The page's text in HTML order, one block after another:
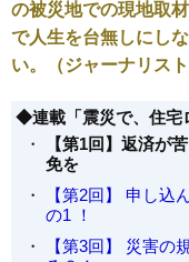
の被災地での現地取
で人生を台無しにし
い。（ジャーナリスト
◆連載「震災で、住宅
・
【第1回】返済が
免を
・
【第2回】 申し込
の1 ！
・
【第3回】 災害の